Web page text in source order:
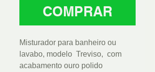
COMPRAR
Misturador para banheiro ou
lavabo, modelo Treviso, com
acabamento ouro polido